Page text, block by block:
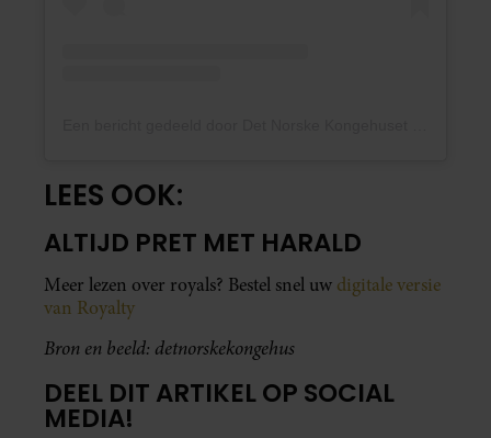
LEES OOK:
ALTIJD PRET MET HARALD
Meer lezen over royals? Bestel snel uw digitale versie
van Royalty
Bron en beeld: detnorskekongehus
DEEL DIT ARTIKEL OP SOCIAL
MEDIA!